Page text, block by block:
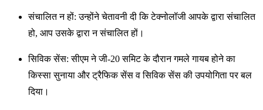
संचालित न हों: उन्होंने चेतावनी दी कि टेक्नोलॉजी आपके द्वारा संचालित
हो, आप उसके द्वारा न संचालित हों।
सिविक सेंस: सीएम ने जी-20 समिट के दौरान गमले गायब होने का
किस्सा सुनाया और ट्रैफिक सेंस व सिविक सेंस की उपयोगिता पर बल
दिया।